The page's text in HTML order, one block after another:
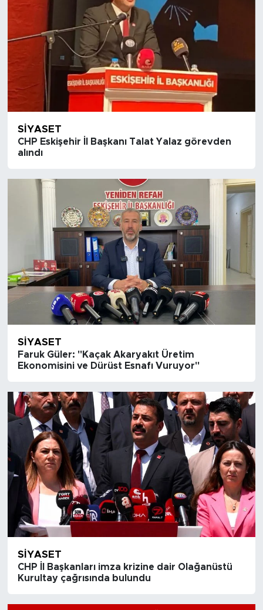
SIYASET
CHP Eskişehir İl Başkanı Talat Yalaz görevden
alındı
SIYASET
Faruk Güler: "Kaçak Akaryakıt Üretim
Ekonomisini ve Dürüst Esnafı Vuruyor"
SIYASET
CHP İl Başkanları imza krizine dair Olağanüstü
Kurultay çağrısında bulundu